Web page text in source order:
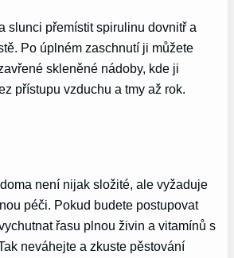
slunci přemístit spirulinu dovnitř a
Po úplném zaschnutí ji můžete
skleněné nádoby, kde ji
přístupu vzduchu a tmy až rok.
není nijak složité, ale vyžaduje
péči. Pokud budete postupovat
řasu plnou živin a vitamínů s
neváhejte a zkuste pěstování